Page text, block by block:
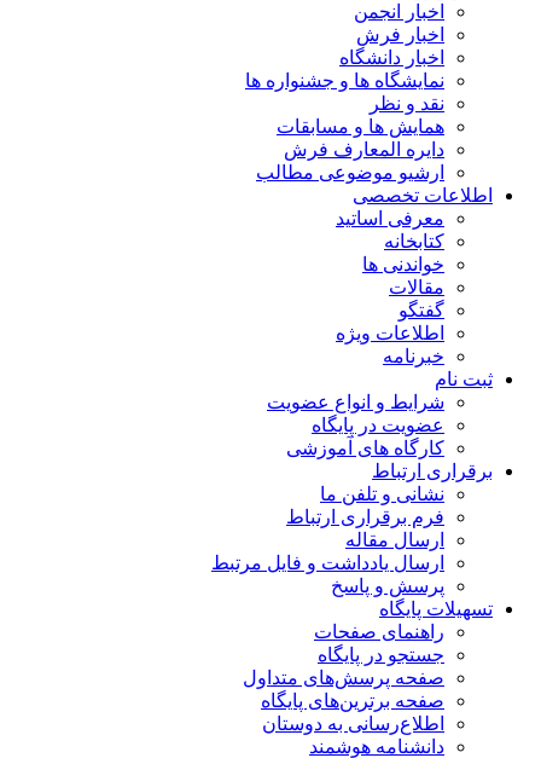
اخبار انجمن
اخبار فرش
اخبار دانشگاه
نمایشگاه ها و جشنواره ها
نقد و نظر
همایش ها و مسابقات
دایره المعارف فرش
ارشیو موضوعی مطالب
اطلاعات تخصصی
معرفی اساتید
کتابخانه
خواندنی ها
مقالات
گفتگو
اطلاعات ویژه
خبرنامه
ثبت نام
شرایط و انواع عضویت
عضویت در پایگاه
کارگاه های آموزشی
برقراری ارتباط
نشانی و تلفن ما
فرم برقراری ارتباط
ارسال مقاله
ارسال یادداشت و فایل مرتبط
پرسش و پاسخ
تسهیلات پایگاه
راهنمای صفحات
جستجو در پایگاه
صفحه پرسش‌های متداول
صفحه برترین‌های پایگاه
اطلاع‌رسانی به دوستان
دانشنامه هوشمند